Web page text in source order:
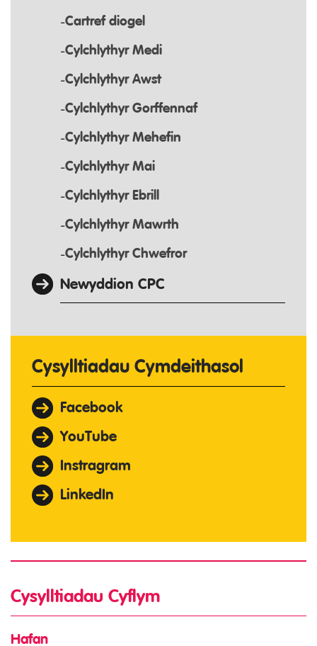
Cartref diogel
Cylchlythyr Medi
Cylchlythyr Awst
Cylchlythyr Gorffennaf
Cylchlythyr Mehefin
Cylchlythyr Mai
Cylchlythyr Ebrill
Cylchlythyr Mawrth
Cylchlythyr Chwefror
Newyddion CPC
Cysylltiadau Cymdeithasol
Facebook
YouTube
Instragram
LinkedIn
Cysylltiadau Cyflym
Hafan